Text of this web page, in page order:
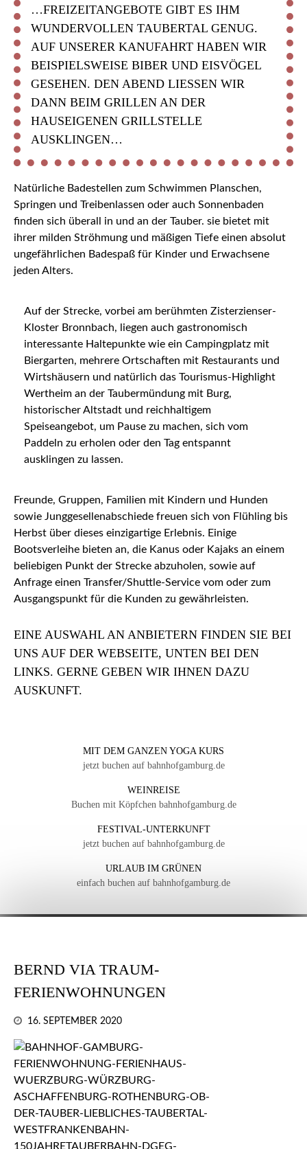
…FREIZEITANGEBOTE GIBT ES IHM
WUNDERVOLLEN TAUBERTAL GENUG.
AUF UNSERER KANUFAHRT HABEN WIR
BEISPIELSWEISE BIBER UND EISVÖGEL
GESEHEN. DEN ABEND LIESSEN WIR D
ANN BEIM GRILLEN AN DER H
AUSEIGENEN GRILLSTELLE A
USKLINGEN…
Natürliche Badestellen zum Schwimmen Planschen,
Springen und Treibenlassen oder auch Sonnenbaden
finden sich überall in und an der Tauber. sie bietet mit
ihrer milden Ströhmung und mäßigen Tiefe einen absolut
ungefährlichen Badespaß für Kinder und Erwachsene
jeden Alters.
Auf der Strecke, vorbei am berühmten Zisterzienser-
Kloster Bronnbach, liegen auch gastronomisch
interessante Haltepunkte wie ein Campingplatz mit
Biergarten, mehrere Ortschaften mit Restaurants und
Wirtshäusern und natürlich das Tourismus-Highlight
Wertheim an der Taubermündung mit Burg,
historischer Altstadt und reichhaltigem
Speiseangebot, um Pause zu machen, sich vom
Paddeln zu erholen oder den Tag entspannt
ausklingen zu lassen.
Freunde, Gruppen, Familien mit Kindern und Hunden
sowie Junggesellenabschiede freuen sich von Flühling bis
Herbst über dieses einzigartige Erlebnis. Einige
Bootsverleihe bieten an, die Kanus oder Kajaks an einem
beliebigen Punkt der Strecke abzuholen, sowie auf
Anfrage einen Transfer/Shuttle-Service vom oder zum
Ausgangspunkt für die Kunden zu gewährleisten.
EINE AUSWAHL AN ANBIETERN FINDEN SIE BEI
UNS AUF DER WEBSEITE, UNTEN BEI DEN
LINKS. GERNE GEBEN WIR IHNEN DAZU
AUSKUNFT.
MIT DEM GANZEN YOGA KURS
jetzt buchen auf bahnhofgamburg.de
WEINREISE
Buchen mit Köpfchen bahnhofgamburg.de
FESTIVAL-UNTERKUNFT
jetzt buchen auf bahnhofgamburg.de
URLAUB IM GRÜNEN
einfach buchen auf bahnhofgamburg.de
BERND VIA TRAUM-
FERIENWOHNUNGEN
16. SEPTEMBER 2020